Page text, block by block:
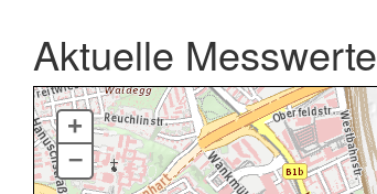
Aktuelle Messwerte
+
–